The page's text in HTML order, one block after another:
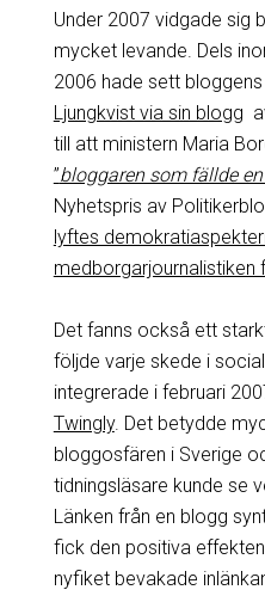
Under 2007 vidgade sig
mycket levande. Dels
2006 hade sett
Ljungkvist via sin blogg
till att ministern Maria
”bloggaren som fällde
Nyhetspris av
lyftes
medborgarjournalistiken
Det fanns också ett
följde varje skede i
integrerade i februari
Twingly. Det betydde
bloggosfären i Sverige
tidningsläsare kunde se
Länken från en blogg
fick den positiva
nyfiket bevakade